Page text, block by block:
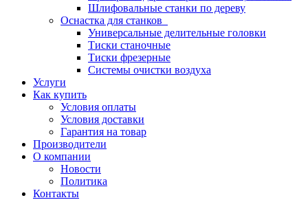
Шлифовальные станки по дереву
Оснастка для станков
Универсальные делительные головки
Тиски станочные
Тиски фрезерные
Системы очистки воздуха
Услуги
Как купить
Условия оплаты
Условия доставки
Гарантия на товар
Производители
О компании
Новости
Политика
Контакты